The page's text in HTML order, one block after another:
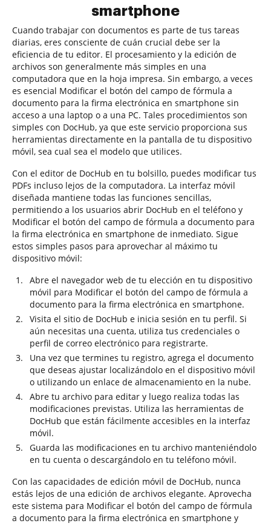
smartphone
Cuando trabajar con documentos es parte de tus tareas
diarias, eres consciente de cuán crucial debe ser la
eficiencia de tu editor. El procesamiento y la edición de
archivos son generalmente más simples en una
computadora que en la hoja impresa. Sin embargo, a veces
es esencial Modificar el botón del campo de fórmula a
documento para la firma electrónica en smartphone sin
acceso a una laptop o a una PC. Tales procedimientos son
simples con DocHub, ya que este servicio proporciona sus
herramientas directamente en la pantalla de tu dispositivo
móvil, sea cual sea el modelo que utilices.
Con el editor de DocHub en tu bolsillo, puedes modificar tus
PDFs incluso lejos de la computadora. La interfaz móvil
diseñada mantiene todas las funciones sencillas,
permitiendo a los usuarios abrir DocHub en el teléfono y
Modificar el botón del campo de fórmula a documento para
la firma electrónica en smartphone de inmediato. Sigue
estos simples pasos para aprovechar al máximo tu
dispositivo móvil:
Abre el navegador web de tu elección en tu dispositivo
móvil para Modificar el botón del campo de fórmula a
documento para la firma electrónica en smartphone.
Visita el sitio de DocHub e inicia sesión en tu perfil. Si
aún necesitas una cuenta, utiliza tus credenciales o
perfil de correo electrónico para registrarte.
Una vez que termines tu registro, agrega el documento
que deseas ajustar localizándolo en el dispositivo móvil
o utilizando un enlace de almacenamiento en la nube.
Abre tu archivo para editar y luego realiza todas las
modificaciones previstas. Utiliza las herramientas de
DocHub que están fácilmente accesibles en la interfaz
móvil.
Guarda las modificaciones en tu archivo manteniéndolo
en tu cuenta o descargándolo en tu teléfono móvil.
Con las capacidades de edición móvil de DocHub, nunca
estás lejos de una edición de archivos elegante. Aprovecha
este sistema para Modificar el botón del campo de fórmula
a documento para la firma electrónica en smartphone y